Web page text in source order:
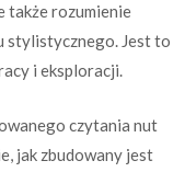
także rozumienie
stylistycznego. Jest to
i eksploracji.
czytania nut
jak zbudowany jest